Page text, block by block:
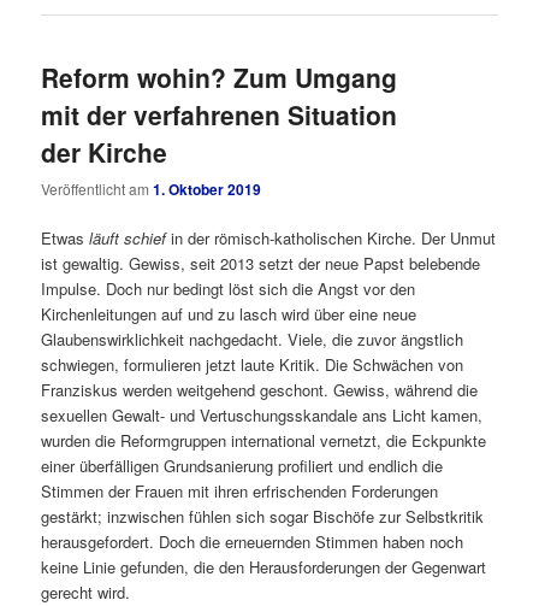
Reform wohin? Zum Umgang
mit der verfahrenen Situation
der Kirche
Veröffentlicht am1. Oktober 2019
Etwasläuft schiefin der römisch-katholischen Kirche. Der Unmut
ist gewaltig. Gewiss, seit 2013 setzt der neue Papst belebende
Impulse. Doch nur bedingt löst sich die Angst vor den
Kirchenleitungen auf und zu lasch wird über eine neue
Glaubenswirklichkeit nachgedacht. Viele, die zuvor ängstlich
schwiegen, formulieren jetzt laute Kritik. Die Schwächen von
Franziskus werden weitgehend geschont. Gewiss, während die
sexuellen Gewalt- und Vertuschungsskandale ans Licht kamen,
wurden die Reformgruppen international vernetzt, die Eckpunkte
einer überfälligen Grundsanierung profiliert und endlich die
Stimmen der Frauen mit ihren erfrischenden Forderungen
gestärkt; inzwischen fühlen sich sogar Bischöfe zur Selbstkritik
herausgefordert. Doch die erneuernden Stimmen haben noch
keine Linie gefunden, die den Herausforderungen der Gegenwart
gerecht wird.